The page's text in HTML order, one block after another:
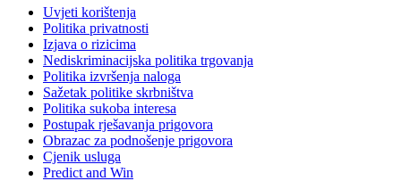
Uvjeti korištenja
Politika privatnosti
Izjava o rizicima
Nediskriminacijska politika trgovanja
Politika izvršenja naloga
Sažetak politike skrbništva
Politika sukoba interesa
Postupak rješavanja prigovora
Obrazac za podnošenje prigovora
Cjenik usluga
Predict and Win